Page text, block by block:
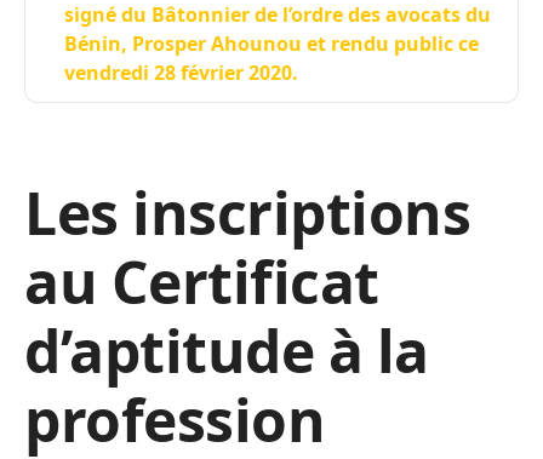
signé du Bâtonnier de l’ordre des avocats du
Bénin, Prosper Ahounou et rendu public ce
vendredi 28 février 2020.
Les inscriptions
au Certificat
d’aptitude à la
profession